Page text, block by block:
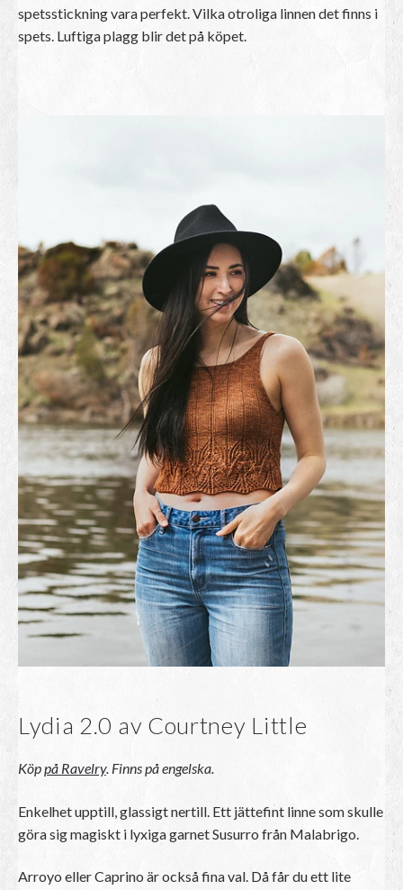
spetsstickning vara perfekt. Vilka otroliga linnen det finns i
spets. Luftiga plagg blir det på köpet.
Lydia 2.0 av Courtney Little
Köppå Ravelry. Finns på engelska.
Enkelhet upptill, glassigt nertill. Ett jättefint linne som skulle
göra sig magiskt i lyxiga garnet Susurro från Malabrigo.
Arroyo eller Caprino är också fina val. Då får du ett lite